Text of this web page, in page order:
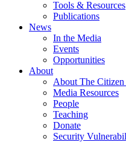
Tools & Resources
Publications
News
In the Media
Events
Opportunities
About
About The
Media Resources
People
Teaching
Donate
Security